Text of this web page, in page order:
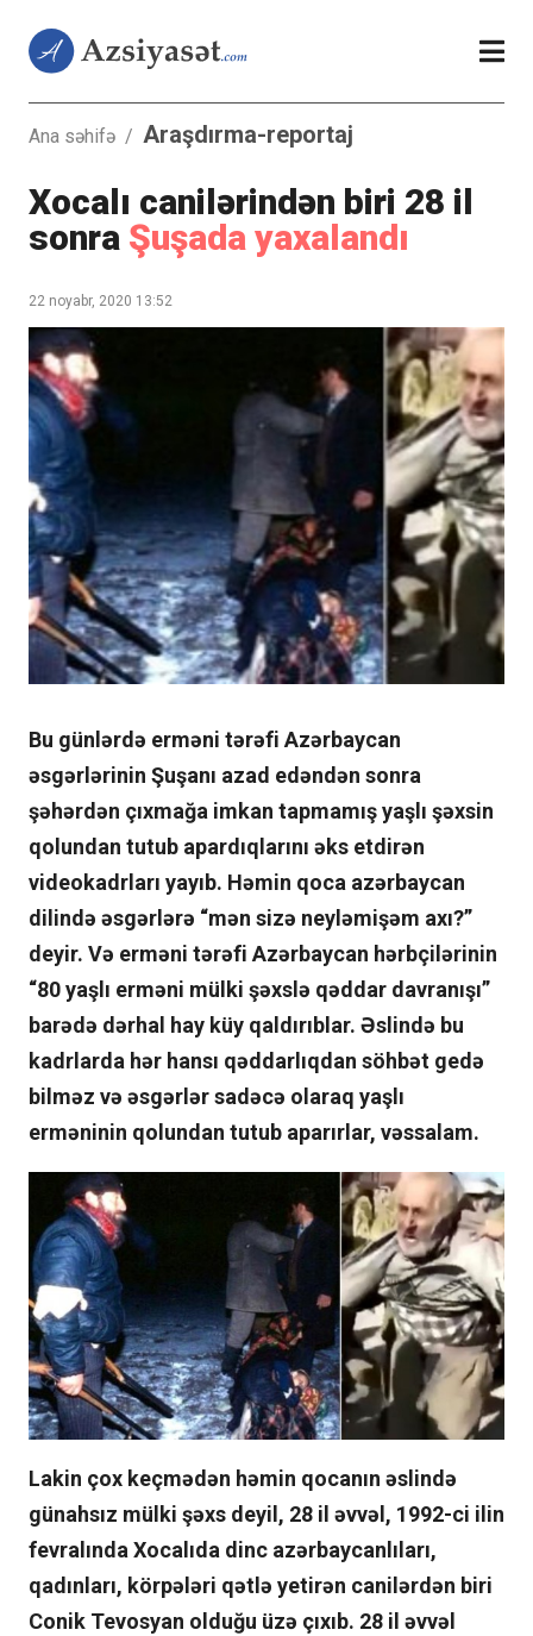
Ana səhifə / Araşdırma-reportaj
Xocalı canilərindən biri 28 il
sonra Şuşada yaxalandı
22 noyabr, 2020 13:52
Bu günlərdə erməni tərəfi Azərbaycan
əsgərlərinin Şuşanı azad edəndən sonra
şəhərdən çıxmağa imkan tapmamış yaşlı şəxsin
qolundan tutub apardıqlarını əks etdirən
videokadrları yayıb. Həmin qoca azərbaycan
dilində əsgərlərə “mən sizə neyləmişəm axı?”
deyir. Və erməni tərəfi Azərbaycan hərbçilərinin
“80 yaşlı erməni mülki şəxslə qəddar davranışı”
barədə dərhal hay küy qaldırıblar. Əslində bu
kadrlarda hər hansı qəddarlıqdan söhbət gedə
bilməz və əsgərlər sadəcə olaraq yaşlı
erməninin qolundan tutub aparırlar, vəssalam.
Lakin çox keçmədən həmin qocanın əslində
günahsız mülki şəxs deyil, 28 il əvvəl, 1992-ci ilin
fevralında Xocalıda dinc azərbaycanlıları,
qadınları, körpələri qətlə yetirən canilərdən biri
Conik Tevosyan olduğu üzə çıxıb. 28 il əvvəl